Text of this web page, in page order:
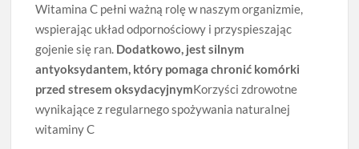
Witamina C pełni ważną rolę w naszym organizmie,
wspierając układ odpornościowy i przyspieszając
gojenie się ran. Dodatkowo, jest silnym
antyoksydantem, który pomaga chronić komórki
przed stresem oksydacyjnymKorzyści zdrowotne
wynikające z regularnego spożywania naturalnej
witaminy C